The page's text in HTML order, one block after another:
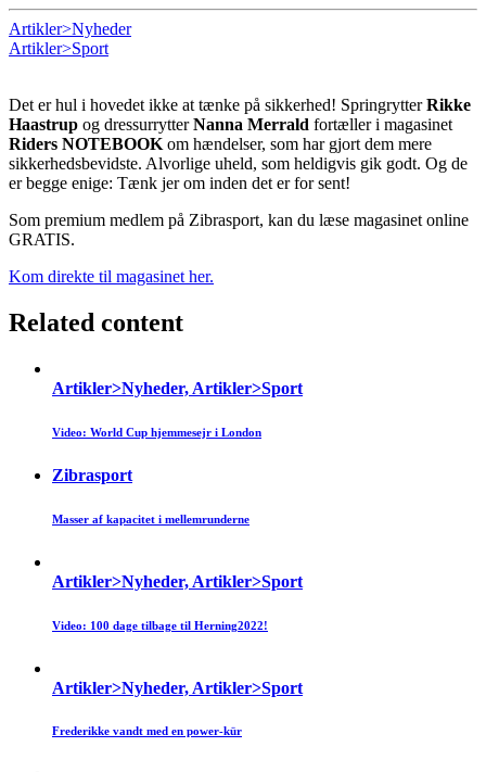
Artikler>Nyheder
Artikler>Sport
Det er hul i hovedet ikke at tænke på sikkerhed! SpringrytterRikke
Haastrup og dressurrytterNanna Merrald fortæller i magasinet
Riders NOTEBOOK om hændelser, som har gjort dem mere
sikkerhedsbevidste. Alvorlige uheld, som heldigvis gik godt. Og de
er begge enige: Tænk jer om inden det er for sent!
Som premium medlem på Zibrasport, kan du læse magasinet online
GRATIS.
Kom direkte til magasinet her.
Related content
Artikler>Nyheder, Artikler>Sport
Video: World Cup hjemmesejr i London
Zibrasport
Masser af kapacitet i mellemrunderne
Artikler>Nyheder, Artikler>Sport
Video: 100 dage tilbage til Herning2022!
Artikler>Nyheder, Artikler>Sport
Frederikke vandt med en power-kür